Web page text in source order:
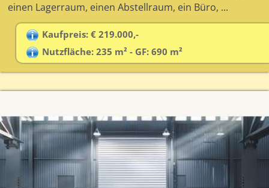
einen Lagerraum, einen Abstellraum, ein Büro, ...
Kaufpreis: € 219.000,-
Nutzfläche: 235 m² - GF: 690 m²